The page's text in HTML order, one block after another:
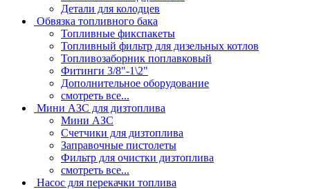
Детали для колодцев
Обвязка топливного бака
Топливные фикспакеты
Топливный фильтр для дизельных котлов
Топливозаборник поплавковый
Фитинги 3/8"-1\2"
Дополнительное оборудование
смотреть все...
Мини АЗС для дизтоплива
Мини АЗС
Счетчики для дизтоплива
Заправочные пистолеты
Фильтр для очистки дизтоплива
смотреть все...
Насос для перекачки топлива